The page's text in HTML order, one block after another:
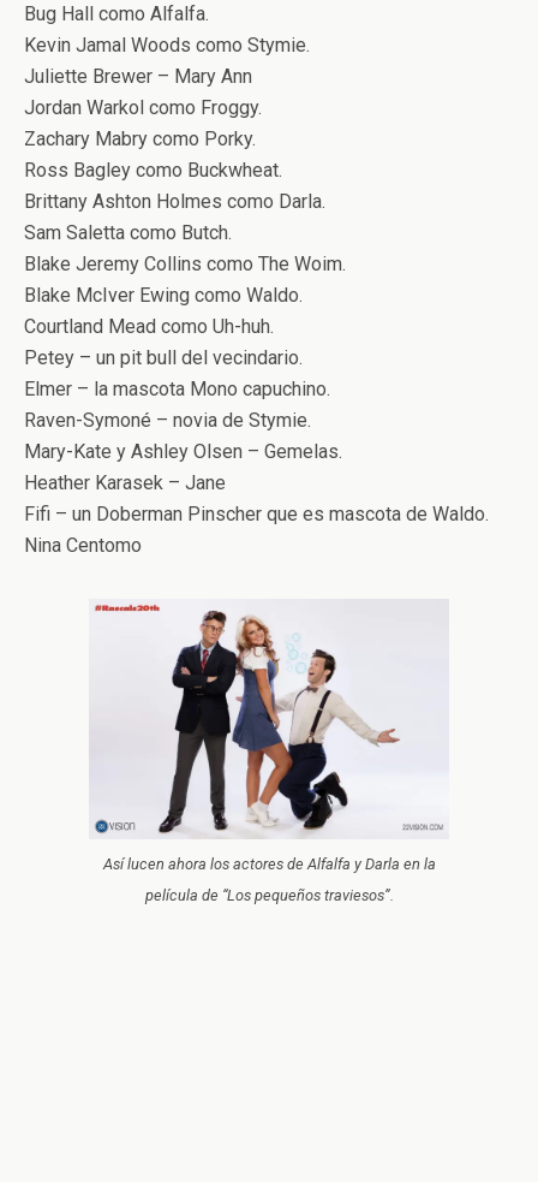
Bug Hall como Alfalfa.
Kevin Jamal Woods como Stymie.
Juliette Brewer – Mary Ann
Jordan Warkol como Froggy.
Zachary Mabry como Porky.
Ross Bagley como Buckwheat.
Brittany Ashton Holmes como Darla.
Sam Saletta como Butch.
Blake Jeremy Collins como The Woim.
Blake McIver Ewing como Waldo.
Courtland Mead como Uh-huh.
Petey – un pit bull del vecindario.
Elmer – la mascota Mono capuchino.
Raven-Symoné – novia de Stymie.
Mary-Kate y Ashley Olsen – Gemelas.
Heather Karasek – Jane
Fifi – un Doberman Pinscher que es mascota de Waldo.
Nina Centomo
Así lucen ahora los actores de Alfalfa y Darla en la
película de “Los pequeños traviesos”.